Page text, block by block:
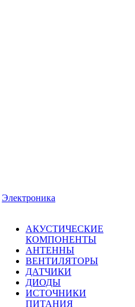
Электроника
АКУСТИЧЕСКИЕ
КОМПОНЕНТЫ
АНТЕННЫ
ВЕНТИЛЯТОРЫ
ДАТЧИКИ
ДИОДЫ
ИСТОЧНИКИ
ПИТАНИЯ